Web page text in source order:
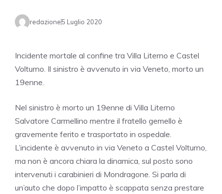
redazione5 Luglio 2020
Incidente mortale al confine tra Villa Literno e Castel
Volturno. Il sinistro è avvenuto in via Veneto, morto un
19enne.
Nel sinistro è morto un 19enne di Villa Literno
Salvatore Carmellino mentre il fratello gemello è
gravemente ferito e trasportato in ospedale.
L’incidente è avvenuto in via Veneto a Castel Volturno,
ma non è ancora chiara la dinamica, sul posto sono
intervenuti i carabinieri di Mondragone. Si parla di
un’auto che dopo l’impatto è scappata senza prestare